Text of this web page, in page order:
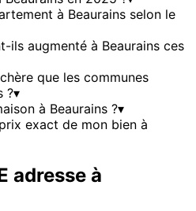
à Beaurains selon le
ils augmenté à Beaurains ces
que les communes
?▾
à Beaurains ?▾
exact de mon bien à
adresse à